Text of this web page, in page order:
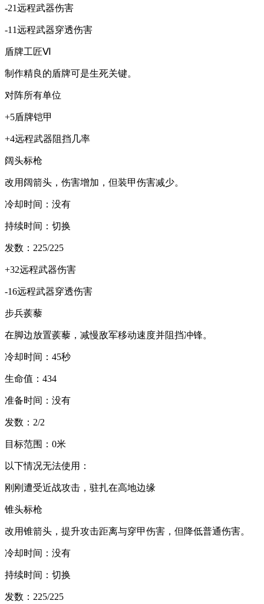
-21远程武器伤害
-11远程武器穿透伤害
盾牌工匠Ⅵ
制作精良的盾牌可是生死关键。
对阵所有单位
+5盾牌铠甲
+4远程武器阻挡几率
阔头标枪
改用阔箭头，伤害增加，但装甲伤害减少。
冷却时间：没有
持续时间：切换
发数：225/225
+32远程武器伤害
-16远程武器穿透伤害
步兵蒺藜
在脚边放置蒺藜，减慢敌军移动速度并阻挡冲锋。
冷却时间：45秒
生命值：434
准备时间：没有
发数：2/2
目标范围：0米
以下情况无法使用：
刚刚遭受近战攻击，驻扎在高地边缘
锥头标枪
改用锥箭头，提升攻击距离与穿甲伤害，但降低普通伤害。
冷却时间：没有
持续时间：切换
发数：225/225